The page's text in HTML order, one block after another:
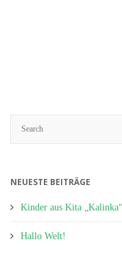
NEUESTE BEITRÄGE
Kinder aus Kita
Hallo Welt!